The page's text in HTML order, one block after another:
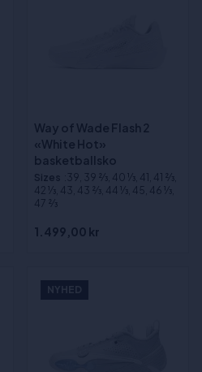
Way of Wade Flash 2
«White Hot»
basketballsko
Sizes :39, 39 2⁄3, 40 1⁄3, 41, 41 2⁄3,
42 1⁄3, 43, 43 2⁄3, 44 1⁄3, 45, 46 1⁄3,
47 2⁄3
1.499,00 kr
NYHED